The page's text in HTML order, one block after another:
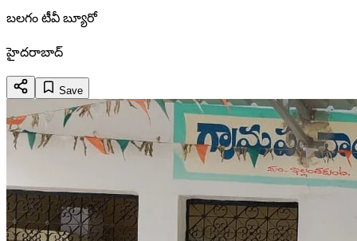
బలగం టీవీ బ్యూరో
హైదరాబాద్
Save